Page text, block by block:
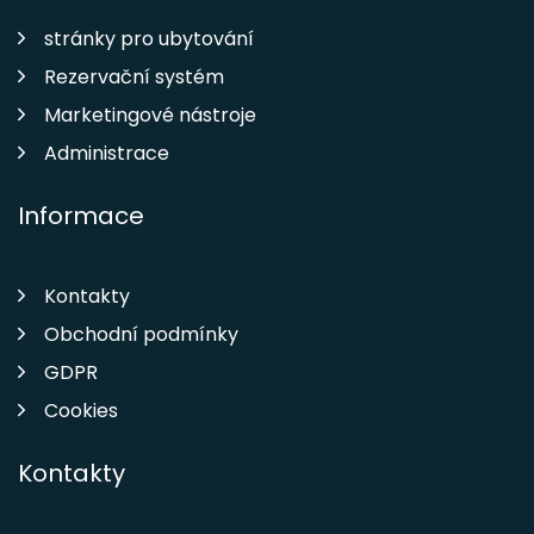
stránky pro ubytování
Rezervační systém
Marketingové nástroje
Administrace
Informace
Kontakty
Obchodní podmínky
GDPR
Cookies
Kontakty